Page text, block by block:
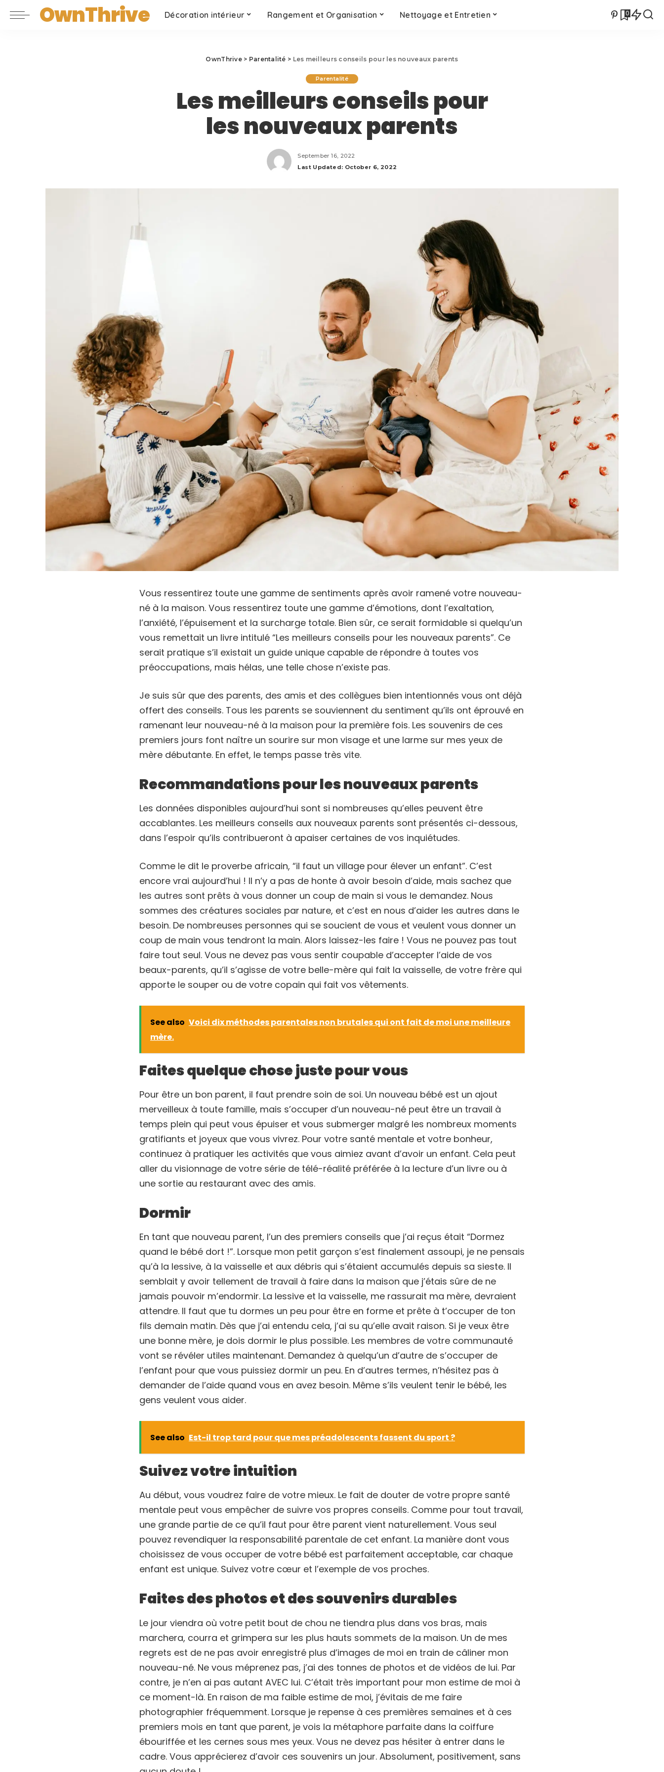
OwnThrive Décoration intérieur Rangement et Organisation Nettoyage et Entretien 0
OwnThrive> Parentalité > Les meilleurs conseils pour les nouveaux parents
Parentalité
Les meilleurs conseils pour
les nouveaux parents
September 16, 2022
Last Updated: October 6, 2022
Vous ressentirez toute une gamme de sentiments après avoir ramené votre nouveau-
né à la maison. Vous ressentirez toute une gamme d’émotions, dont l’exaltation,
l’anxiété, l’épuisement et la surcharge totale. Bien sûr, ce serait formidable si quelqu’un
vous remettait un livre intitulé “Les meilleurs conseils pour les nouveaux parents”. Ce
serait pratique s’il existait un guide unique capable de répondre à toutes vos
préoccupations, mais hélas, une telle chose n’existe pas.
Je suis sûr que des parents, des amis et des collègues bien intentionnés vous ont déjà
offert des conseils. Tous les parents se souviennent du sentiment qu’ils ont éprouvé en
ramenant leur nouveau-né à la maison pour la première fois. Les souvenirs de ces
premiers jours font naître un sourire sur mon visage et une larme sur mes yeux de
mère débutante. En effet, le temps passe très vite.
Recommandations pour les nouveaux parents
Les données disponibles aujourd’hui sont si nombreuses qu’elles peuvent être
accablantes. Les meilleurs conseils aux nouveaux parents sont présentés ci-dessous,
dans l’espoir qu’ils contribueront à apaiser certaines de vos inquiétudes.
Comme le dit le proverbe africain, “il faut un village pour élever un enfant”. C’est
encore vrai aujourd’hui ! Il n’y a pas de honte à avoir besoin d’aide, mais sachez que
les autres sont prêts à vous donner un coup de main si vous le demandez. Nous
sommes des créatures sociales par nature, et c’est en nous d’aider les autres dans le
besoin. De nombreuses personnes qui se soucient de vous et veulent vous donner un
coup de main vous tendront la main. Alors laissez-les faire ! Vous ne pouvez pas tout
faire tout seul. Vous ne devez pas vous sentir coupable d’accepter l’aide de vos
beaux-parents, qu’il s’agisse de votre belle-mère qui fait la vaisselle, de votre frère qui
apporte le souper ou de votre copain qui fait vos vêtements.
See also Voici dix méthodes parentales non brutales qui ont fait de moi une meilleure
mère.
Faites quelque chose juste pour vous
Pour être un bon parent, il faut prendre soin de soi. Un nouveau bébé est un ajout
merveilleux à toute famille, mais s’occuper d’un nouveau-né peut être un travail à
temps plein qui peut vous épuiser et vous submerger malgré les nombreux moments
gratifiants et joyeux que vous vivrez. Pour votre santé mentale et votre bonheur,
continuez à pratiquer les activités que vous aimiez avant d’avoir un enfant. Cela peut
aller du visionnage de votre série de télé-réalité préférée à la lecture d’un livre ou à
une sortie au restaurant avec des amis.
Dormir
En tant que nouveau parent, l’un des premiers conseils que j’ai reçus était “Dormez
quand le bébé dort !”. Lorsque mon petit garçon s’est finalement assoupi, je ne pensais
qu’à la lessive, à la vaisselle et aux débris qui s’étaient accumulés depuis sa sieste. Il
semblait y avoir tellement de travail à faire dans la maison que j’étais sûre de ne
jamais pouvoir m’endormir. La lessive et la vaisselle, me rassurait ma mère, devraient
attendre. Il faut que tu dormes un peu pour être en forme et prête à t’occuper de ton
fils demain matin. Dès que j’ai entendu cela, j’ai su qu’elle avait raison. Si je veux être
une bonne mère, je dois dormir le plus possible. Les membres de votre communauté
vont se révéler utiles maintenant. Demandez à quelqu’un d’autre de s’occuper de
l’enfant pour que vous puissiez dormir un peu. En d’autres termes, n’hésitez pas à
demander de l’aide quand vous en avez besoin. Même s’ils veulent tenir le bébé, les
gens veulent vous aider.
See also Est-il trop tard pour que mes préadolescents fassent du sport ?
Suivez votre intuition
Au début, vous voudrez faire de votre mieux. Le fait de douter de votre propre santé
mentale peut vous empêcher de suivre vos propres conseils. Comme pour tout travail,
une grande partie de ce qu’il faut pour être parent vient naturellement. Vous seul
pouvez revendiquer la responsabilité parentale de cet enfant. La manière dont vous
choisissez de vous occuper de votre bébé est parfaitement acceptable, car chaque
enfant est unique. Suivez votre cœur et l’exemple de vos proches.
Faites des photos et des souvenirs durables
Le jour viendra où votre petit bout de chou ne tiendra plus dans vos bras, mais
marchera, courra et grimpera sur les plus hauts sommets de la maison. Un de mes
regrets est de ne pas avoir enregistré plus d’images de moi en train de câliner mon
nouveau-né. Ne vous méprenez pas, j’ai des tonnes de photos et de vidéos de lui. Par
contre, je n’en ai pas autant AVEC lui. C’était très important pour mon estime de moi à
ce moment-là. En raison de ma faible estime de moi, j’évitais de me faire
photographier fréquemment. Lorsque je repense à ces premières semaines et à ces
premiers mois en tant que parent, je vois la métaphore parfaite dans la coiffure
ébouriffée et les cernes sous mes yeux. Vous ne devez pas hésiter à entrer dans le
cadre. Vous apprécierez d’avoir ces souvenirs un jour. Absolument, positivement, sans